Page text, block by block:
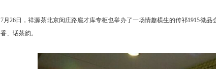
7月26日，祥源茶北京闵庄路扈才库专柜也举办了一场情趣横生的传祁1915微
香、话茶韵。